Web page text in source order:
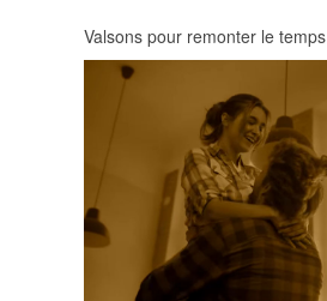
Valsons pour remonter le temps